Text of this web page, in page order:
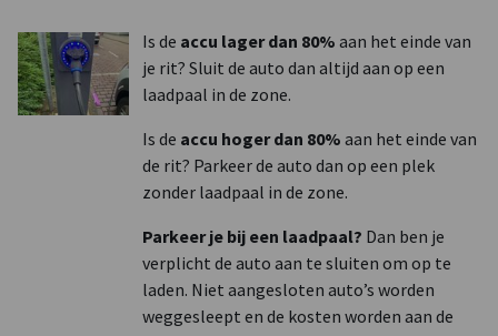
Is de accu lager dan 80% aan het einde van
je rit? Sluit de auto dan altijd aan op een
laadpaal in de zone.
Is de accu hoger dan 80% aan het einde van
de rit? Parkeer de auto dan op een plek
zonder laadpaal in de zone.
Parkeer je bij een laadpaal? Dan ben je
verplicht de auto aan te sluiten om op te
laden. Niet aangesloten auto’s worden
weggesleept en de kosten worden aan de